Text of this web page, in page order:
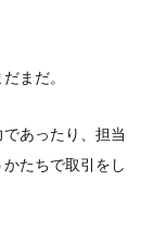
まだ。
あったり、担当
たちで取引をし